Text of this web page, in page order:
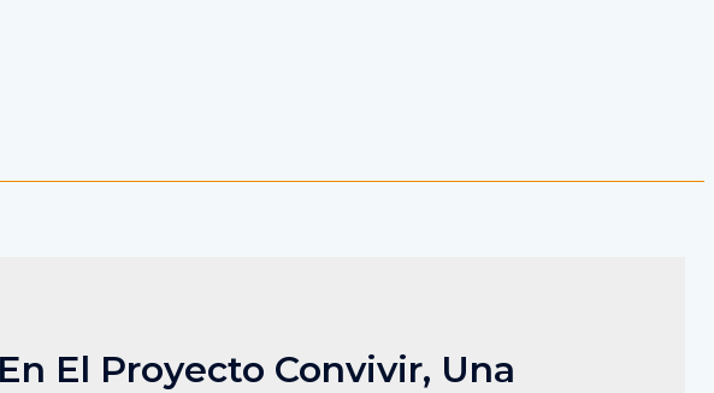
El Proyecto Convivir, Una